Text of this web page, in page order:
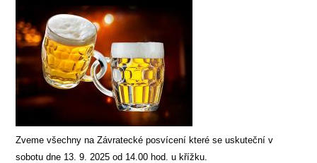
Zveme všechny na Závratecké posvícení které se uskuteční v
sobotu dne 13. 9. 2025 od 14.00 hod. u křížku.